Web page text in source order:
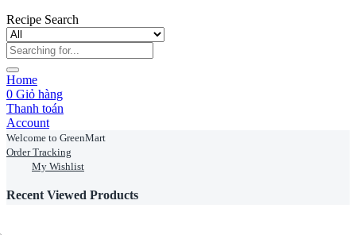
Recipe Search
Home
0 Giỏ hàng
Thanh toán
Account
Welcome to GreenMart
Order Tracking
My Wishlist
Recent Viewed Products